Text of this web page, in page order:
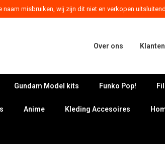
misbruiken, wij zijn dit niet en verkopen
Over ons
Gundam Model kits Funko Pop!
Anime Kleding Accesoires